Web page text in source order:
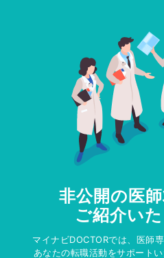
非公開の医
ご紹介い
マイナビDOCTORでは、医師
あなたの転職活動をサポート